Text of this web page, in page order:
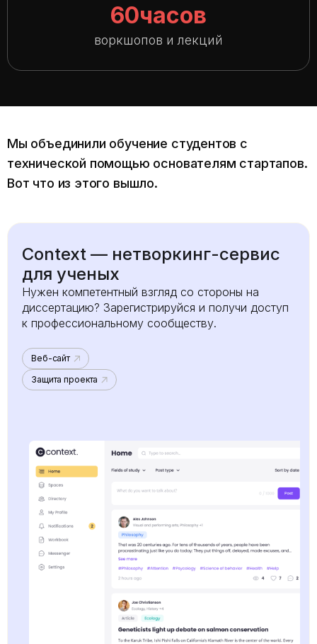
60часов
воркшопов и лекций
Мы объединили обучение студентов с
технической помощью основателям стартапов.
Вот что из этого вышло.
Сontext — нетворкинг-сервис
для ученых
Нужен компетентный взгляд со стороны на
диссертацию? Зарегистрируйся и получи доступ
к профессиональному сообществу.
Веб-сайт
Защита проекта